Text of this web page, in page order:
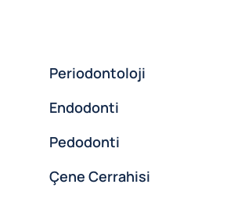
Periodontoloji
Endodonti
Pedodonti
Çene Cerrahisi